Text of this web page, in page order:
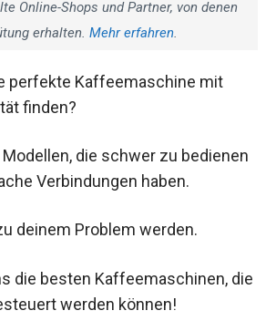
Online-Shops und Partner, von denen
erhalten. Mehr erfahren.
perfekte Kaffeemaschine mit
finden?
die schwer zu bedienen
Verbindungen haben.
deinem Problem werden.
die besten Kaffeemaschinen, die
werden können!